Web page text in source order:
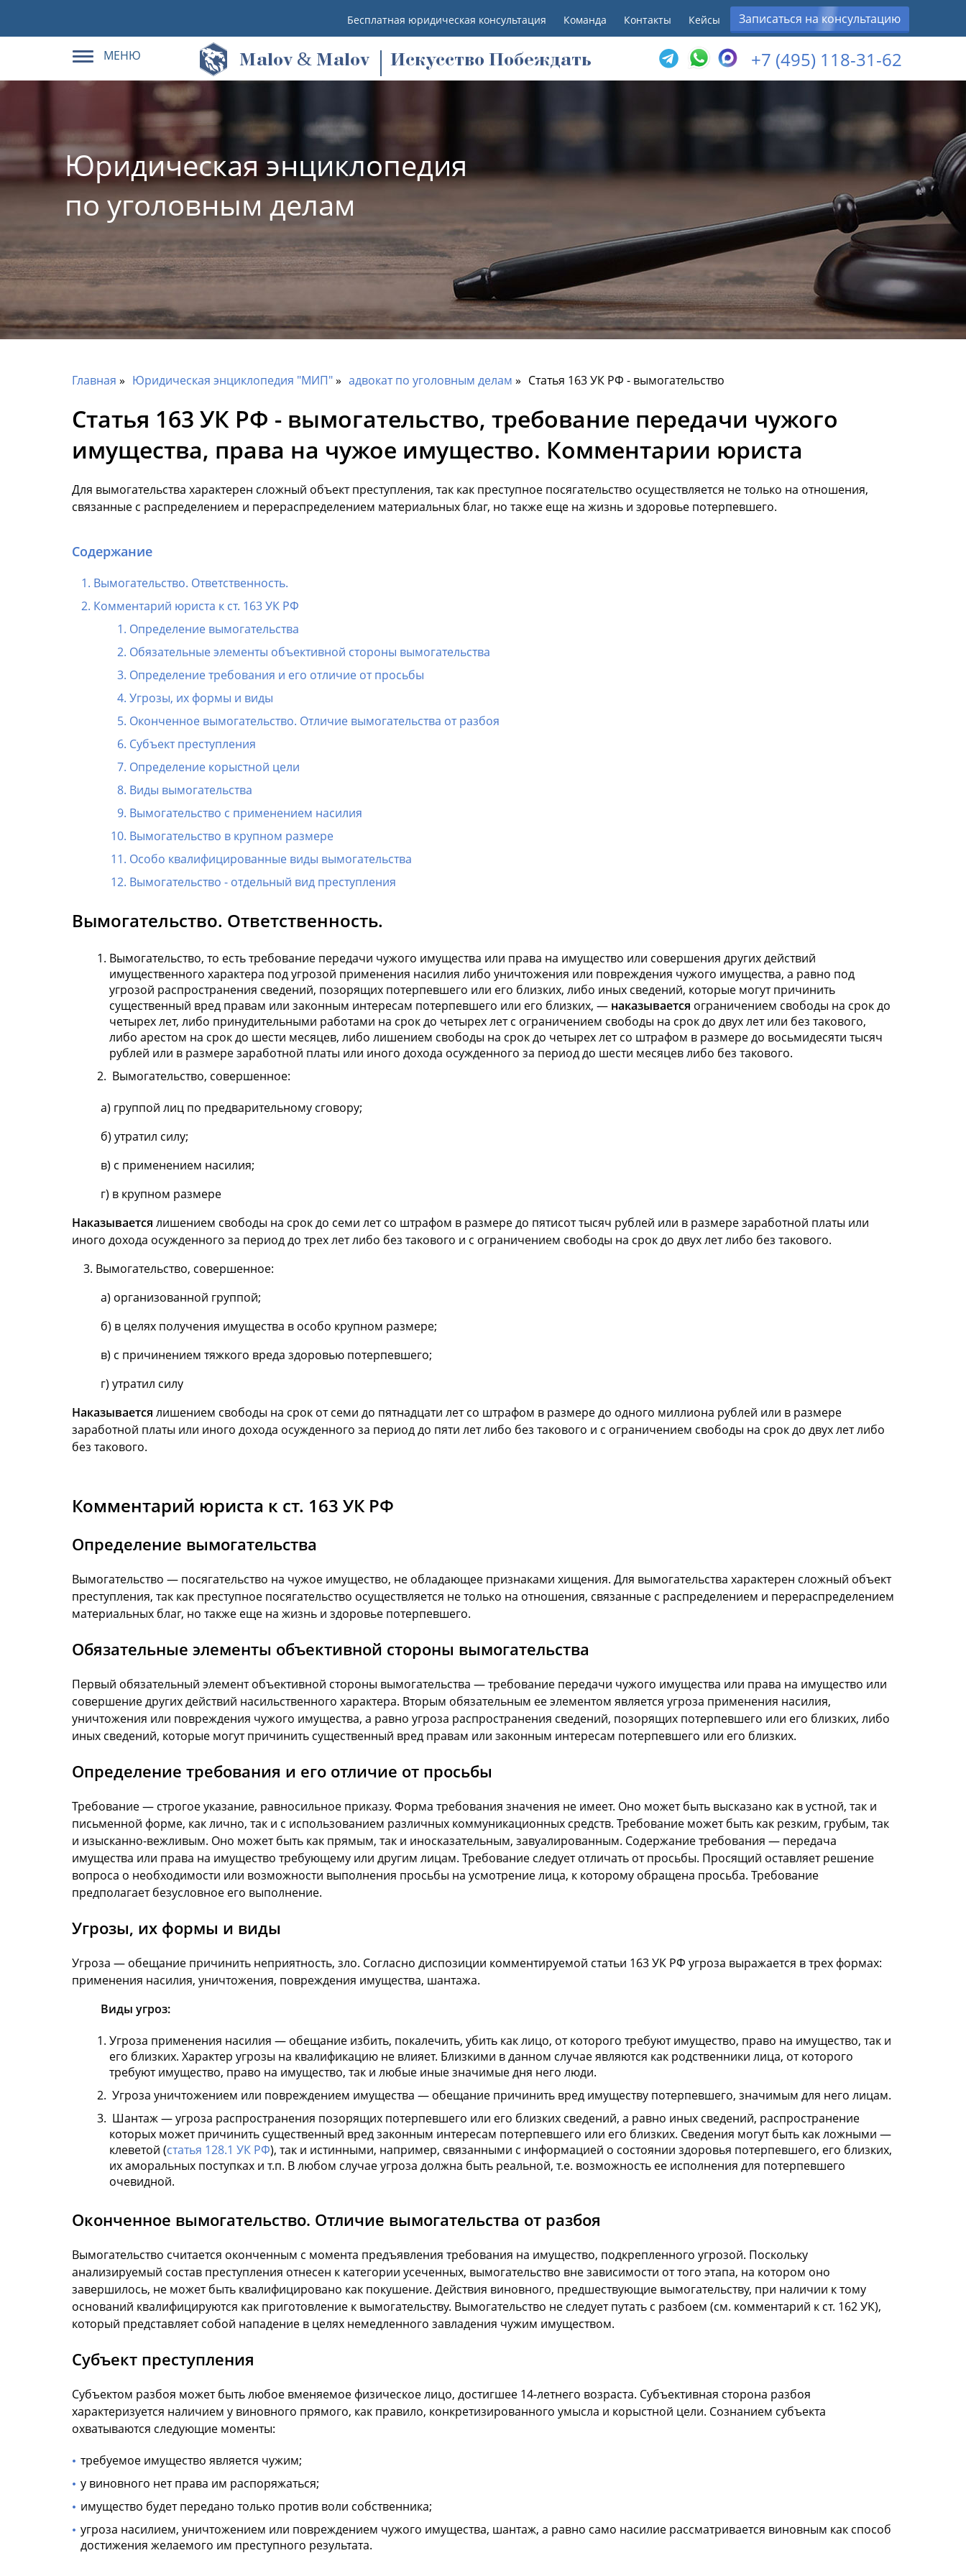
Бесплатная юридическая консультация Команда Контакты Кейсы Записаться на консультацию
МЕНЮ Malov & Malov Искусство Побеждать +7 (495) 118-31-62
Юридическая энциклопедия
по уголовным делам
Главная Юридическая энциклопедия "МИП" адвокат по уголовным делам Статья 163 УК РФ - вымогательство
Статья 163 УК РФ - вымогательство, требование передачи чужого
имущества, права на чужое имущество. Комментарии юриста
Для вымогательства характерен сложный объект преступления, так как преступное посягательство осуществляется не только на отношения,
связанные с распределением и перераспределением материальных благ, но также еще на жизнь и здоровье потерпевшего.
Содержание
Вымогательство. Ответственность.
Комментарий юриста к ст. 163 УК РФ
Определение вымогательства
Обязательные элементы объективной стороны вымогательства
Определение требования и его отличие от просьбы
Угрозы, их формы и виды
Оконченное вымогательство. Отличие вымогательства от разбоя
Субъект преступления
Определение корыстной цели
Виды вымогательства
Вымогательство с применением насилия
Вымогательство в крупном размере
Особо квалифицированные виды вымогательства
Вымогательство - отдельный вид преступления
Вымогательство. Ответственность.
Вымогательство, то есть требование передачи чужого имущества или права на имущество или совершения других действий
имущественного характера под угрозой применения насилия либо уничтожения или повреждения чужого имущества, а равно под
угрозой распространения сведений, позорящих потерпевшего или его близких, либо иных сведений, которые могут причинить
существенный вред правам или законным интересам потерпевшего или его близких, — наказывается ограничением свободы на срок до
четырех лет, либо принудительными работами на срок до четырех лет с ограничением свободы на срок до двух лет или без такового,
либо арестом на срок до шести месяцев, либо лишением свободы на срок до четырех лет со штрафом в размере до восьмидесяти тысяч
рублей или в размере заработной платы или иного дохода осужденного за период до шести месяцев либо без такового.
Вымогательство, совершенное:
а) группой лиц по предварительному сговору;
б) утратил силу;
в) с применением насилия;
г) в крупном размере
Наказывается лишением свободы на срок до семи лет со штрафом в размере до пятисот тысяч рублей или в размере заработной платы или
иного дохода осужденного за период до трех лет либо без такового и с ограничением свободы на срок до двух лет либо без такового.
3. Вымогательство, совершенное:
а) организованной группой;
б) в целях получения имущества в особо крупном размере;
в) с причинением тяжкого вреда здоровью потерпевшего;
г) утратил силу
Наказывается лишением свободы на срок от семи до пятнадцати лет со штрафом в размере до одного миллиона рублей или в размере
заработной платы или иного дохода осужденного за период до пяти лет либо без такового и с ограничением свободы на срок до двух лет либо
без такового.
Комментарий юриста к ст. 163 УК РФ
Определение вымогательства
Вымогательство — посягательство на чужое имущество, не обладающее признаками хищения. Для вымогательства характерен сложный объект
преступления, так как преступное посягательство осуществляется не только на отношения, связанные с распределением и перераспределением
материальных благ, но также еще на жизнь и здоровье потерпевшего.
Обязательные элементы объективной стороны вымогательства
Первый обязательный элемент объективной стороны вымогательства — требование передачи чужого имущества или права на имущество или
совершение других действий насильственного характера. Вторым обязательным ее элементом является угроза применения насилия,
уничтожения или повреждения чужого имущества, а равно угроза распространения сведений, позорящих потерпевшего или его близких, либо
иных сведений, которые могут причинить существенный вред правам или законным интересам потерпевшего или его близких.
Определение требования и его отличие от просьбы
Требование — строгое указание, равносильное приказу. Форма требования значения не имеет. Оно может быть высказано как в устной, так и
письменной форме, как лично, так и с использованием различных коммуникационных средств. Требование может быть как резким, грубым, так
и изысканно-вежливым. Оно может быть как прямым, так и иносказательным, завуалированным. Содержание требования — передача
имущества или права на имущество требующему или другим лицам. Требование следует отличать от просьбы. Просящий оставляет решение
вопроса о необходимости или возможности выполнения просьбы на усмотрение лица, к которому обращена просьба. Требование
предполагает безусловное его выполнение.
Угрозы, их формы и виды
Угроза — обещание причинить неприятность, зло. Согласно диспозиции комментируемой статьи 163 УК РФ угроза выражается в трех формах:
применения насилия, уничтожения, повреждения имущества, шантажа.
Виды угроз:
Угроза применения насилия — обещание избить, покалечить, убить как лицо, от которого требуют имущество, право на имущество, так и
его близких. Характер угрозы на квалификацию не влияет. Близкими в данном случае являются как родственники лица, от которого
требуют имущество, право на имущество, так и любые иные значимые дня него люди.
Угроза уничтожением или повреждением имущества — обещание причинить вред имуществу потерпевшего, значимым для него лицам.
Шантаж — угроза распространения позорящих потерпевшего или его близких сведений, а равно иных сведений, распространение
которых может причинить существенный вред законным интересам потерпевшего или его близких. Сведения могут быть как ложными —
клеветой (статья 128.1 УК РФ), так и истинными, например, связанными с информацией о состоянии здоровья потерпевшего, его близких,
их аморальных поступках и т.п. В любом случае угроза должна быть реальной, т.е. возможность ее исполнения для потерпевшего
очевидной.
Оконченное вымогательство. Отличие вымогательства от разбоя
Вымогательство считается оконченным с момента предъявления требования на имущество, подкрепленного угрозой. Поскольку
анализируемый состав преступления отнесен к категории усеченных, вымогательство вне зависимости от того этапа, на котором оно
завершилось, не может быть квалифицировано как покушение. Действия виновного, предшествующие вымогательству, при наличии к тому
оснований квалифицируются как приготовление к вымогательству. Вымогательство не следует путать с разбоем (см. комментарий к ст. 162 УК),
который представляет собой нападение в целях немедленного завладения чужим имуществом.
Субъект преступления
Субъектом разбоя может быть любое вменяемое физическое лицо, достигшее 14-летнего возраста. Субъективная сторона разбоя
характеризуется наличием у виновного прямого, как правило, конкретизированного умысла и корыстной цели. Сознанием субъекта
охватываются следующие моменты:
требуемое имущество является чужим;
у виновного нет права им распоряжаться;
имущество будет передано только против воли собственника;
угроза насилием, уничтожением или повреждением чужого имущества, шантаж, а равно само насилие рассматривается виновным как способ
достижения желаемого им преступного результата.